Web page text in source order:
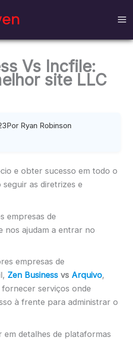
Vs Incfile:
site LLC
Por Ryan Robinson
e obter sucesso em todo o
as diretrizes e
empresas de
nos ajudam a entrar no
empresas de
Zen Business vs Arquivo,
serviços onde
à frente para administrar o
detalhes de plataformas